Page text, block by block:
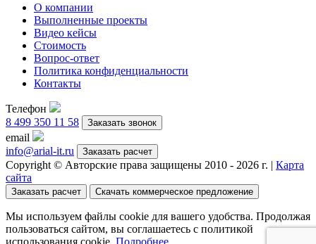
О компании
Выполненные проекты
Видео кейсы
Стоимость
Вопрос-ответ
Политика конфиденциальности
Контакты
Телефон
8 499 350 11 58
Заказать звонок
email
info@arial-it.ru
Заказать расчет
Copyright © Авторские права защищены 2010 - 2026 г. | Карта
сайта
Заказать расчет Скачать коммерческое предложение
Мы используем файлы cookie для вашего удобства. Продолжая
пользоваться сайтом, вы соглашаетесь с политикой
использования cookie. Подробнее